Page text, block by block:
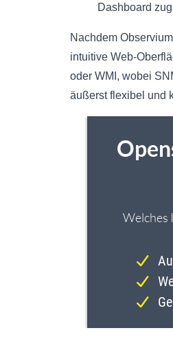
Dashboard
Nachdem
intuitive Web-
oder WMI, wobei
äußerst flexibel und